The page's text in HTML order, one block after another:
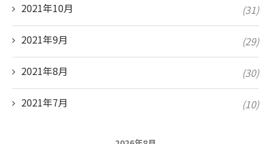
2021年10月 (31)
2021年9月 (29)
2021年8月 (30)
2021年7月 (10)